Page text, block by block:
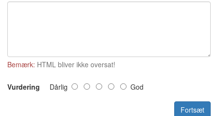
Bemærk: HTML bliver ikke oversat!
Vurdering Dårlig God
Fortsæt